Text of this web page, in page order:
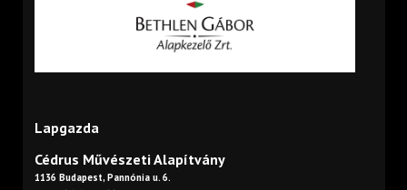
Lapgazda
Cédrus Művészeti Alapítvány
1136 Budapest, Pannónia u. 6.